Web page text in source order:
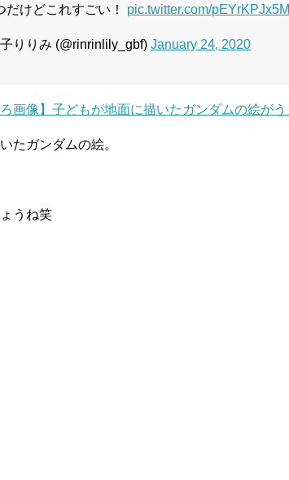
だけどこれすごい！ pic.twitter.com/pEYrKPJx5M
りりみ (@rinrinlily_gbf) January 24, 2020
たガンダムの絵。
うね笑